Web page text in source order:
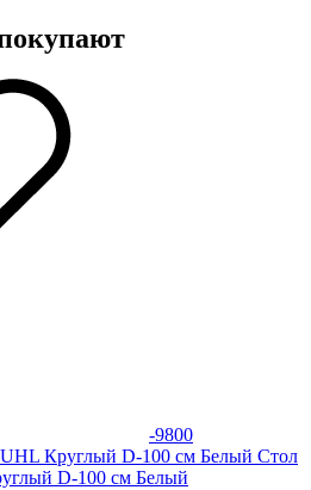
-9800
Стол
D-100 см Белый